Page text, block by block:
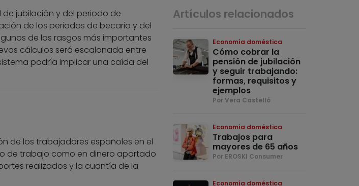
jubilación y del periodo de
de los periodos de becario y del
de los rasgos más importantes
cálculos será escalonada entre
podría implicar una caída del
de los trabajadores españoles en el
de trabajo como en dinero aportado
realizados y la cuantía de la
Artículos relacionados
Economía doméstica
Cómo cobrar la
pensión de jubilación
y seguir trabajando:
formas, requisitos y
ejemplos
Por Vera Castelló
Economía doméstica
Trabajos para
mayores de 65 años
Por EROSKI Consumer
Economía doméstica